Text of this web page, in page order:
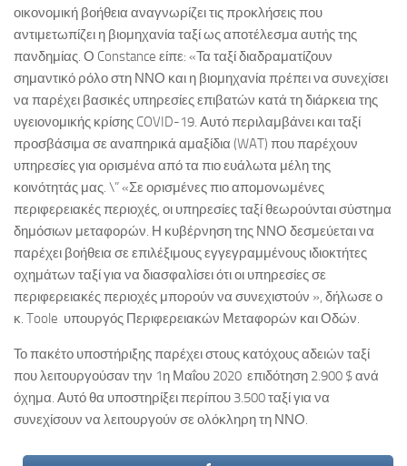
οικονομική βοήθεια αναγνωρίζει τις προκλήσεις που
αντιμετωπίζει η βιομηχανία ταξί ως αποτέλεσμα αυτής της
πανδημίας. Ο Constance είπε: «Τα ταξί διαδραματίζουν
σημαντικό ρόλο στη ΝΝΟ και η βιομηχανία πρέπει να συνεχίσει
να παρέχει βασικές υπηρεσίες επιβατών κατά τη διάρκεια της
υγειονομικής κρίσης COVID-19. Αυτό περιλαμβάνει και ταξί
προσβάσιμα σε αναπηρικά αμαξίδια (WAT) που παρέχουν
υπηρεσίες για ορισμένα από τα πιο ευάλωτα μέλη της
κοινότητάς μας. \” «Σε ορισμένες πιο απομονωμένες
περιφερειακές περιοχές, οι υπηρεσίες ταξί θεωρούνται σύστημα
δημόσιων μεταφορών. Η κυβέρνηση της ΝΝΟ δεσμεύεται να
παρέχει βοήθεια σε επιλέξιμους εγγεγραμμένους ιδιοκτήτες
οχημάτων ταξί για να διασφαλίσει ότι οι υπηρεσίες σε
περιφερειακές περιοχές μπορούν να συνεχιστούν », δήλωσε ο
κ. Toole υπουργός Περιφερειακών Μεταφορών και Οδών.
Το πακέτο υποστήριξης παρέχει στους κατόχους αδειών ταξί
που λειτουργούσαν την 1η Μαΐου 2020 επιδότηση 2.900 $ ανά
όχημα. Αυτό θα υποστηρίξει περίπου 3.500 ταξί για να
συνεχίσουν να λειτουργούν σε ολόκληρη τη ΝΝΟ.